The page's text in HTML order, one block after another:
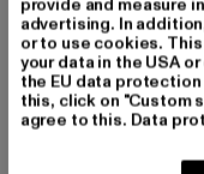
Art.Nr: KW262-014-
Hersteller: Urban
provide and measure
advertising. In
or to use cookies.
your data in the USA
the EU data
this, click on "Custom
agree to this. Data